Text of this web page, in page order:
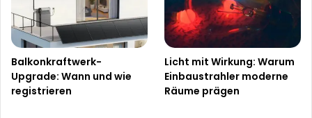
Balkonkraftwerk-
Upgrade: Wann und wie
registrieren
Licht mit Wirkung: Warum
Einbaustrahler moderne
Räume prägen